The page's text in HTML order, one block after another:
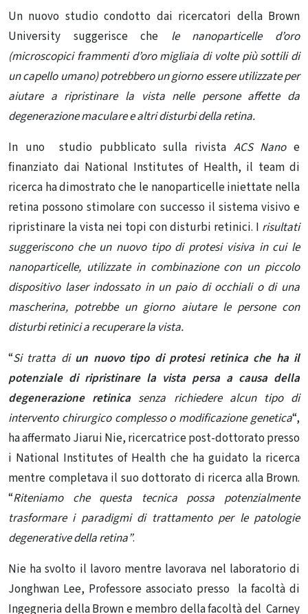
Un nuovo studio condotto dai ricercatori della Brown
University suggerisce che le nanoparticelle d’oro
(microscopici frammenti d’oro migliaia di volte più sottili di
un capello umano) potrebbero un giorno essere utilizzate per
aiutare a ripristinare la vista nelle persone affette da
degenerazione maculare e altri disturbi della retina.
In uno studio pubblicato sulla rivista ACS Nanoe
finanziato dai National Institutes of Health, il team di
ricerca ha dimostrato che le nanoparticelle iniettate nella
retina possono stimolare con successo il sistema visivo e
ripristinare la vista nei topi con disturbi retinici. I risultati
suggeriscono che un nuovo tipo di protesi visiva in cui le
nanoparticelle, utilizzate in combinazione con un piccolo
dispositivo laser indossato in un paio di occhiali o di una
mascherina, potrebbe un giorno aiutare le persone con
disturbi retinici a recuperare la vista.
“Si tratta di un nuovo tipo di protesi retinica che ha il
potenziale di ripristinare la vista persa a causa della
degenerazione retinica senza richiedere alcun tipo di
intervento chirurgico complesso o modificazione genetica“,
ha affermato Jiarui Nie, ricercatrice post-dottorato presso
i National Institutes of Health che ha guidato la ricerca
mentre completava il suo dottorato di ricerca alla Brown.
“Riteniamo che questa tecnica possa potenzialmente
trasformare i paradigmi di trattamento per le patologie
degenerative della retina”.
Nie ha svolto il lavoro mentre lavorava nel laboratorio di
Jonghwan Lee, Professore associato presso la facoltà di
Ingegneria della Brown e membro della facoltà del Carney